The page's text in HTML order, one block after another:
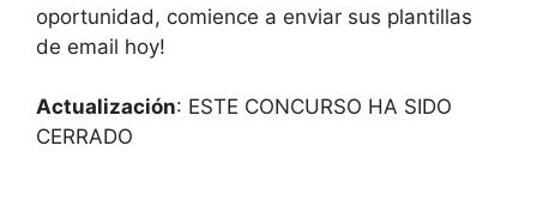
oportunidad, comience a enviar sus plantillas
de email hoy!
Actualización: ESTE CONCURSO HA SIDO
CERRADO